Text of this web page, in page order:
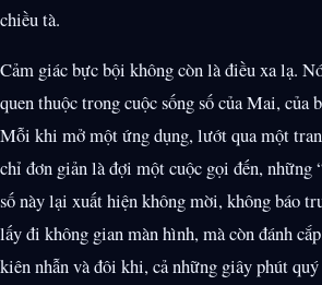
chiều tà.
Cảm giác bực bội không còn là điều xa lạ.
quen thuộc trong cuộc sống số của Mai, của
Mỗi khi mở một ứng dụng, lướt qua một
chỉ đơn giản là đợi một cuộc gọi đến, những
số này lại xuất hiện không mời, không báo
lấy đi không gian màn hình, mà còn đánh
kiên nhẫn và đôi khi, cả những giây phút